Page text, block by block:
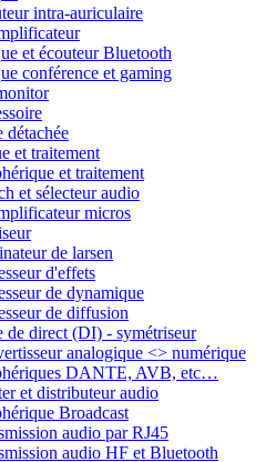
intra-auriculaire
et écouteur Bluetooth
conférence et gaming
détachée
et traitement
et traitement
et sélecteur audio
micros
de larsen
d'effets
de dynamique
de diffusion
de direct (DI) - symétriseur
analogique <> numérique
DANTE, AVB, etc…
et distributeur audio
Broadcast
audio par RJ45
audio HF et Bluetooth